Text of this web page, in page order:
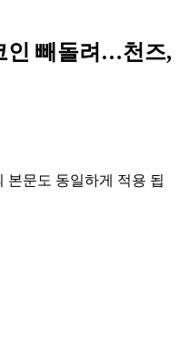
인 빼돌려…천즈,
본문도 동일하게 적용 됩